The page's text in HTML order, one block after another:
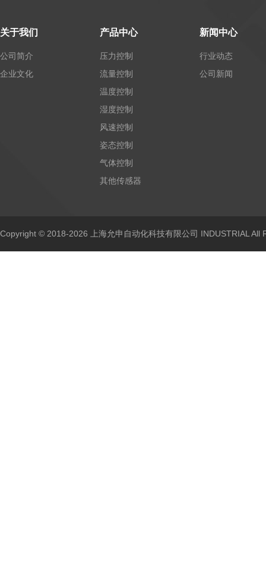
关于我们
公司简介
企业文化
产品中心
压力控制
流量控制
温度控制
湿度控制
风速控制
姿态控制
气体控制
其他传感器
新闻中心
行业动态
公司新闻
Copyright © 2018-2026 上海允申自动化科技有限公司 INDUSTRIAL